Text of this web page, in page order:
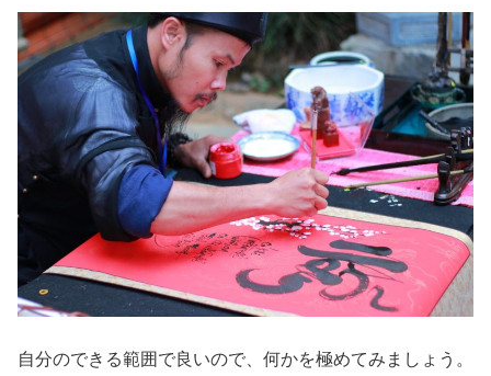
自分のできる範囲で良いので、何かを極めてみましょう。